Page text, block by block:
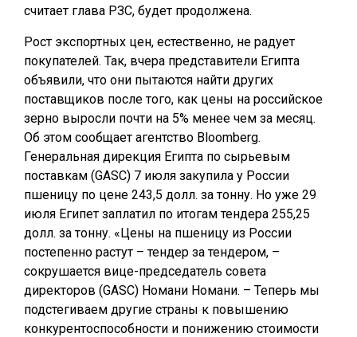
считает глава РЗС, будет продолжена.
Рост экспортных цен, естественно, не радует
покупателей. Так, вчера представители Египта
объявили, что они пытаются найти других
поставщиков после того, как цены на российское
зерно выросли почти на 5% менее чем за месяц.
Об этом сообщает агентство Bloomberg.
Генеральная дирекция Египта по сырьевым
поставкам (GASC) 7 июля закупила у России
пшеницу по цене 243,5 долл. за тонну. Но уже 29
июля Египет заплатил по итогам тендера 255,25
долл. за тонну. «Цены на пшеницу из России
постепенно растут – тендер за тендером, –
сокрушается вице-председатель совета
директоров (GASC) Номани Номани. – Теперь мы
подстегиваем другие страны к повышению
конкурентоспособности и понижению стоимости